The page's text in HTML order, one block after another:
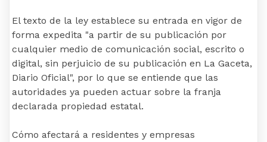
El texto de la ley establece su entrada en vigor de
forma expedita "a partir de su publicación por
cualquier medio de comunicación social, escrito o
digital, sin perjuicio de su publicación en La Gaceta,
Diario Oficial", por lo que se entiende que las
autoridades ya pueden actuar sobre la franja
declarada propiedad estatal.
Cómo afectará a residentes y empresas